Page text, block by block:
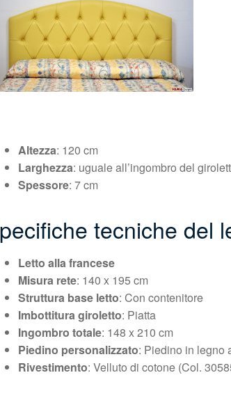
Altezza: 120 cm
Larghezza: uguale all’ingombro del
Spessore: 7 cm
tecniche del
Letto alla francese
Misura rete: 140 x 195 cm
Struttura base letto: Con contenitore
Imbottitura giroletto: Piatta
Ingombro totale: 148 x 210 cm
Piedino personalizzato: Piedino in legno
Rivestimento: Velluto di cotone (Col.